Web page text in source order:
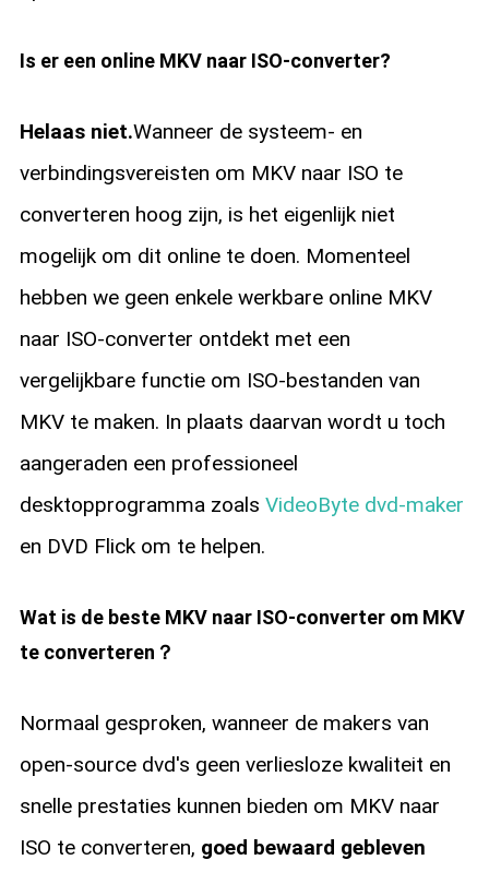
Is er een online MKV naar ISO-converter?
Helaas niet.Wanneer de systeem- en
verbindingsvereisten om MKV naar ISO te
converteren hoog zijn, is het eigenlijk niet
mogelijk om dit online te doen. Momenteel
hebben we geen enkele werkbare online MKV
naar ISO-converter ontdekt met een
vergelijkbare functie om ISO-bestanden van
MKV te maken. In plaats daarvan wordt u toch
aangeraden een professioneel
desktopprogramma zoals VideoByte dvd-maker
en DVD Flick om te helpen.
Wat is de beste MKV naar ISO-converter om MKV
te converteren？
Normaal gesproken, wanneer de makers van
open-source dvd's geen verliesloze kwaliteit en
snelle prestaties kunnen bieden om MKV naar
ISO te converteren, goed bewaard gebleven